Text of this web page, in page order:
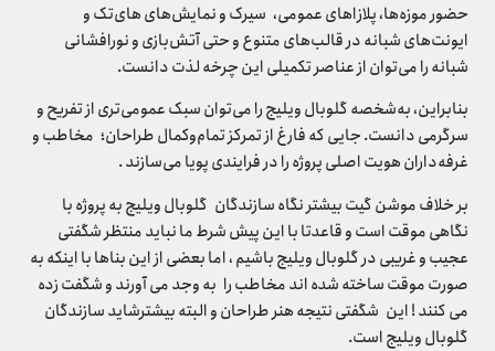
حضور موزه‌ها، پلازاهای عمومی، سیرک و نمایش‌های های‌تک و
ایونت‌های شبانه در قالب‌های متنوع و حتی آتش‌بازی و نورافشانی
شبانه را می‌توان از عناصر تکمیلی این چرخه لذت دانست.
بنابراین، به‌شخصه گلوبال ویلیج را می‌توان سبک عمومی‌تری از تفریح و
سرگرمی دانست. جایی که فارغ از تمرکز تمام‌وکمال طراحان؛ مخاطب و
غرفه‌داران هویت اصلی پروژه را در فرایندی پویا می‌سازند .
بر خلاف موشن گیت بیشتر نگاه سازندگان گلوبال ویلیج به پروژه با
نگاهی موقت است و قاعدتا با این پیش شرط ما نباید منتظر شگفتی
عجیب و غریبی در گلوبال ویلیج باشیم ، اما بعضی از این بناها با اینکه به
صورت موقت ساخته شده اند مخاطب را به وجد می آورند و شگفت زده
می کنند ! این شگفتی نتیجه هنر طراحان و البته بیشترشاید سازندگان
گلوبال ویلیج است.